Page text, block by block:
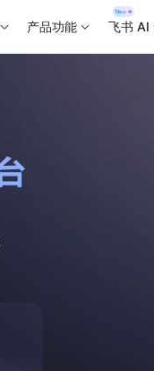
产品功能 飞书 AI